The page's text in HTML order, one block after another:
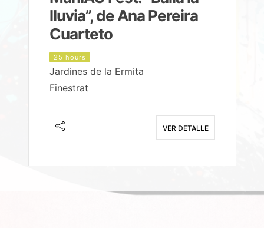
lluvia”, de Ana Pereira
Cuarteto
25 hours
Jardines de la Ermita
Finestrat
VER DETALLE